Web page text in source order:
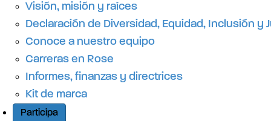
Visión, misión y raíces
Declaración de Diversidad, Equidad, Inclusión y
Conoce a nuestro equipo
Carreras en Rose
Informes, finanzas y directrices
Kit de marca
Participa